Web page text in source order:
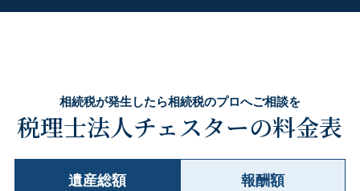
相続税が発生したら相続税のプロへご相談を
税理士法人チェスターの料金表
遺産総額 報酬額